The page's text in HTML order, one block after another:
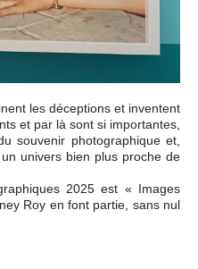
les déceptions et inventent
et par là sont si importantes,
souvenir photographique et,
univers bien plus proche de
2025 est « Images
Roy en font partie, sans nul